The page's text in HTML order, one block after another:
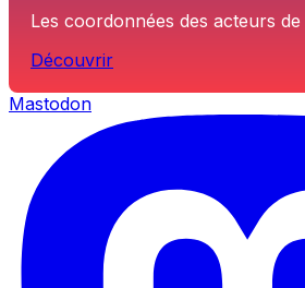
Les coordonnées des acteurs
Découvrir
Mastodon